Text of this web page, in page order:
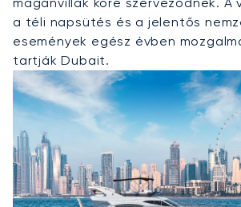
a téli napsütés és a jelentős
események egész évben
tartják Dubait.